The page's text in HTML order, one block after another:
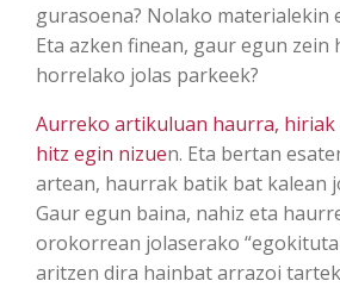
gurasoena? Nolako materialekin
Eta azken finean, gaur egun
horrelako jolas parkeek?
Aurreko artikuluan haurra,
hitz egin nizuen. Eta bertan
artean, haurrak batik bat kalean
Gaur egun baina, nahiz eta
orokorrean jolaserako
aritzen dira hainbat arrazoi